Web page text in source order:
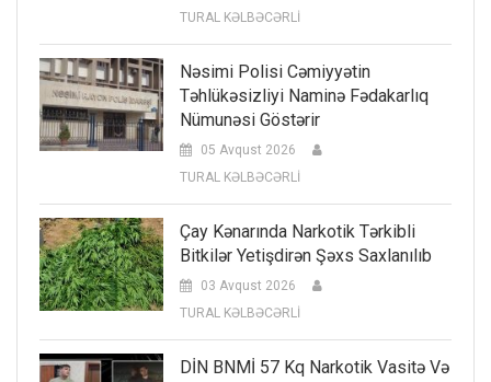
TURAL KƏLBƏCƏRLİ
Nəsimi Polisi Cəmiyyətin
Təhlükəsizliyi Naminə Fədakarlıq
Nümunəsi Göstərir
05 Avqust 2026
TURAL KƏLBƏCƏRLİ
Çay Kənarında Narkotik Tərkibli
Bitkilər Yetişdirən Şəxs Saxlanılıb
03 Avqust 2026
TURAL KƏLBƏCƏRLİ
DİN BNMİ 57 Kq Narkotik Vasitə Və